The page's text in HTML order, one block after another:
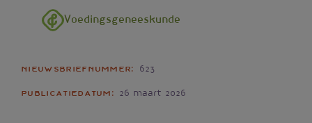
Overslaan en naar de inhoud gaan
Voedingsgeneeskunde
Nieuwsbriefnummer 623
Publicatiedatum 26 maart 2026